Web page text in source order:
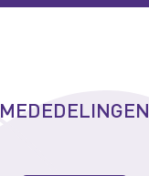
MEDEDELINGEN